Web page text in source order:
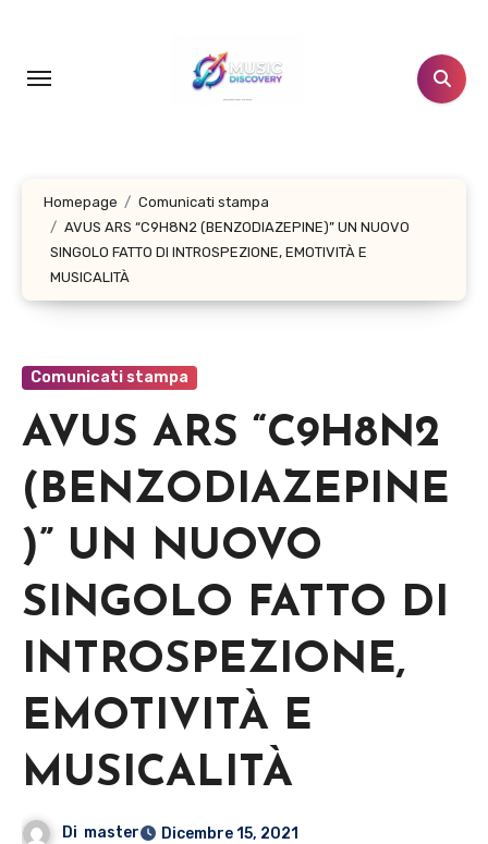
contenuto
Homepage
Comunicati stampa
AVUS ARS “C9H8N2 (BENZODIAZEPINE)” UN NUOVO
SINGOLO FATTO DI INTROSPEZIONE, EMOTIVITÀ E
MUSICALITÀ
Comunicati stampa
AVUS ARS “C9H8N2
(BENZODIAZEPINE
)” UN NUOVO
SINGOLO FATTO DI
INTROSPEZIONE,
EMOTIVITÀ E
MUSICALITÀ
Di master
Dicembre 15, 2021